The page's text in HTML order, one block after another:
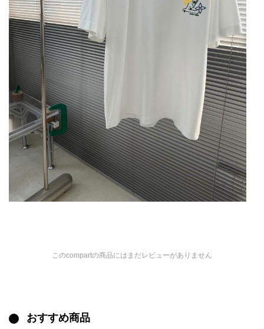
このcompartの商品にはまだレビューがありません
おすすめ商品